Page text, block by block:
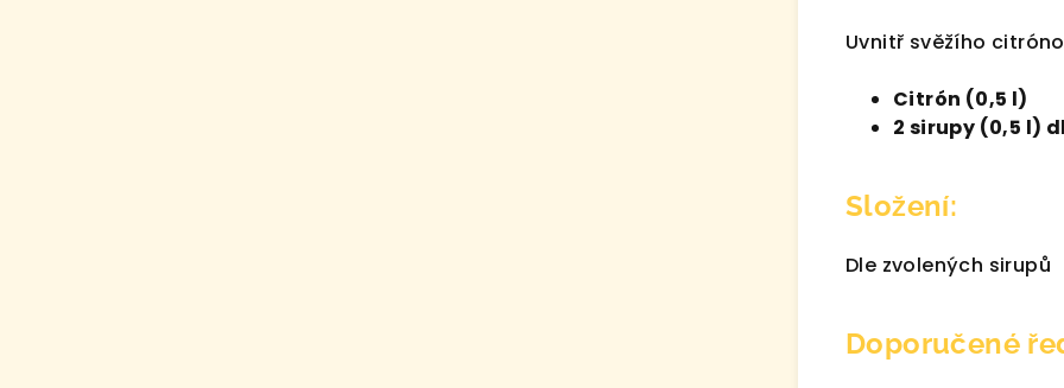
Uvnitř svěžího
Citrón (0,5 l)
2 sirupy (0,5 l)
Složení:
Dle zvolených sirupů
Doporučené